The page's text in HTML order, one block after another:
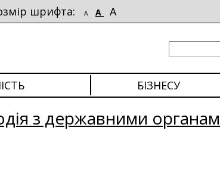
шрифта: A A A
БІЗНЕСУ
з державними